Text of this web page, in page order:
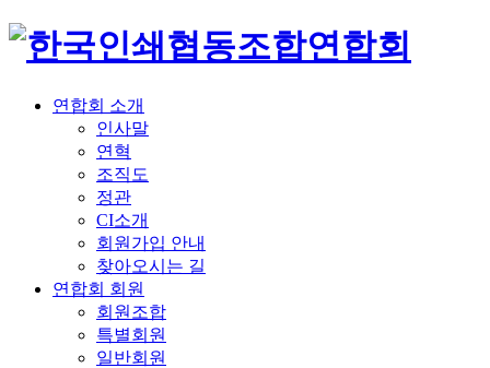
연합회 소개
인사말
연혁
조직도
정관
CI소개
회원가입 안내
찾아오시는 길
연합회 회원
회원조합
특별회원
일반회원